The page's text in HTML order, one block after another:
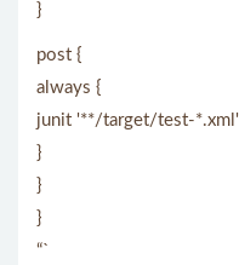
}
post {
always {
junit '**/target/test-
}
}
}
“`